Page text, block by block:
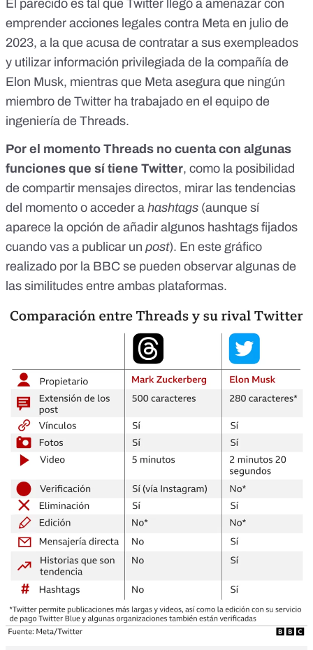
El parecido es tal que Twitter llegó a amenazar con
emprender acciones legales contra Meta en julio de
2023, a la que acusa de contratar a sus exempleados
y utilizar información privilegiada de la compañía de
Elon Musk, mientras que Meta asegura que ningún
miembro de Twitter ha trabajado en el equipo de
ingeniería de Threads.
Por el momento Threads no cuenta con algunas
funciones que sí tiene Twitter, como la posibilidad
de compartir mensajes directos, mirar las tendencias
del momento o acceder a hashtags (aunque sí
aparece la opción de añadir algunos hashtags fijados
cuando vas a publicar un post). En este gráfico
realizado por la BBC se pueden observar algunas de
las similitudes entre ambas plataformas.